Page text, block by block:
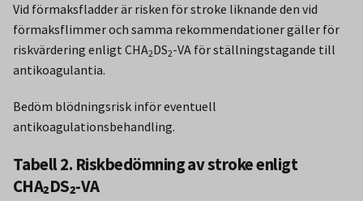
Vid förmaksfladder är risken för stroke liknande den vid
förmaksflimmer och samma rekommendationer gäller för
riskvärdering enligt CHA2DS2-VA för ställningstagande till
antikoagulantia.
Bedöm blödningsrisk inför eventuell
antikoagulationsbehandling.
Tabell 2. Riskbedömning av stroke enligt
CHA₂DS₂-VA